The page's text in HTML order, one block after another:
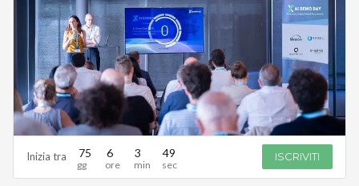
Inizia tra 75 6 3 48 ISCRIVITI